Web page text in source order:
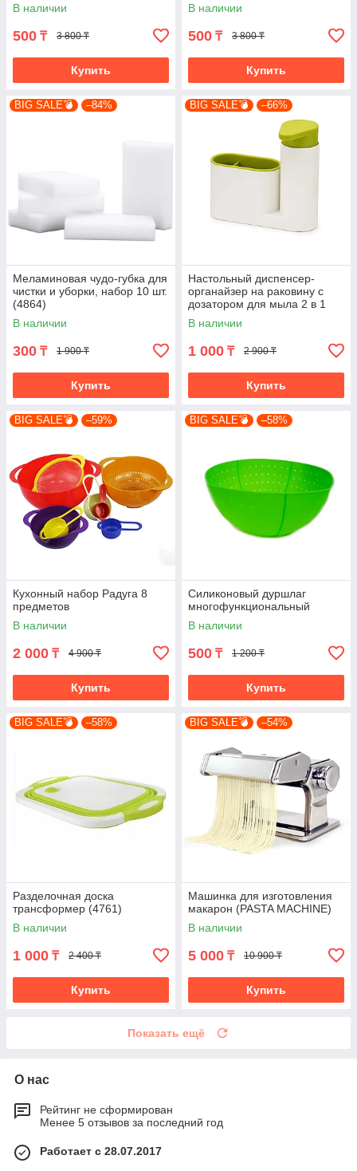
В наличии
500 ₸ 3 800 ₸
Купить
В наличии
500 ₸ 3 800 ₸
Купить
BIG SALE💣 –84%
Меламиновая чудо-губка для
чистки и уборки, набор 10 шт.
(4864)
В наличии
300 ₸ 1 900 ₸
Купить
BIG SALE💣 –66%
Настольный диспенсер-
органайзер на раковину с
дозатором для мыла 2 в 1
(4846)
В наличии
1 000 ₸ 2 900 ₸
Купить
BIG SALE💣 –59%
Кухонный набор Радуга 8
предметов
В наличии
2 000 ₸ 4 900 ₸
Купить
BIG SALE💣 –58%
Силиконовый дуршлаг
многофункциональный
В наличии
500 ₸ 1 200 ₸
Купить
BIG SALE💣 –58%
Разделочная доска
трансформер (4761)
В наличии
1 000 ₸ 2 400 ₸
Купить
BIG SALE💣 –54%
Машинка для изготовления
макарон (PASTA MACHINE)
В наличии
5 000 ₸ 10 900 ₸
Купить
Показать ещё
О нас
Рейтинг не сформирован
Менее 5 отзывов за последний год
Работает с 28.07.2017